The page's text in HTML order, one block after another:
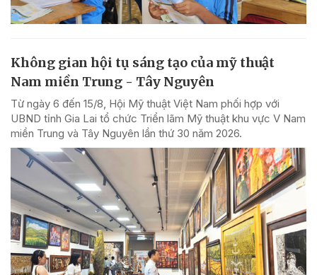
Không gian hội tụ sáng tạo của mỹ thuật
Nam miền Trung - Tây Nguyên
Từ ngày 6 đến 15/8, Hội Mỹ thuật Việt Nam phối hợp với
UBND tỉnh Gia Lai tổ chức Triển lãm Mỹ thuật khu vực V Nam
miền Trung và Tây Nguyên lần thứ 30 năm 2026.